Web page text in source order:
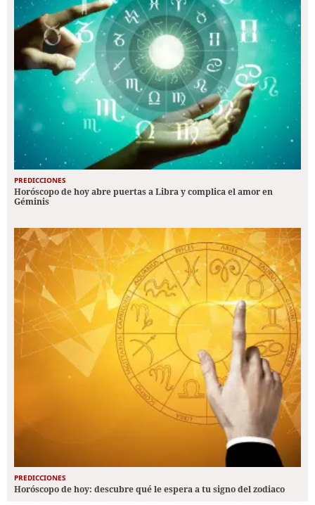
PREDICCIONES
Horóscopo de hoy abre puertas a Libra y complica el amor en
Géminis
PREDICCIONES
Horóscopo de hoy: descubre qué le espera a tu signo del zodiaco